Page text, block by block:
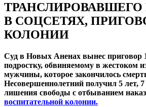
ТРАНСЛИРОВАВШЕГО
В СОЦСЕТЯХ,
КОЛОНИИ
Суд в Новых Аненах вынес приговор
подростку, обвиняемому в жестоком
мужчины, которое закончилось
Несовершеннолетний получил 5 лет,
лишения свободы с отбыванием
воспитательной колонии.